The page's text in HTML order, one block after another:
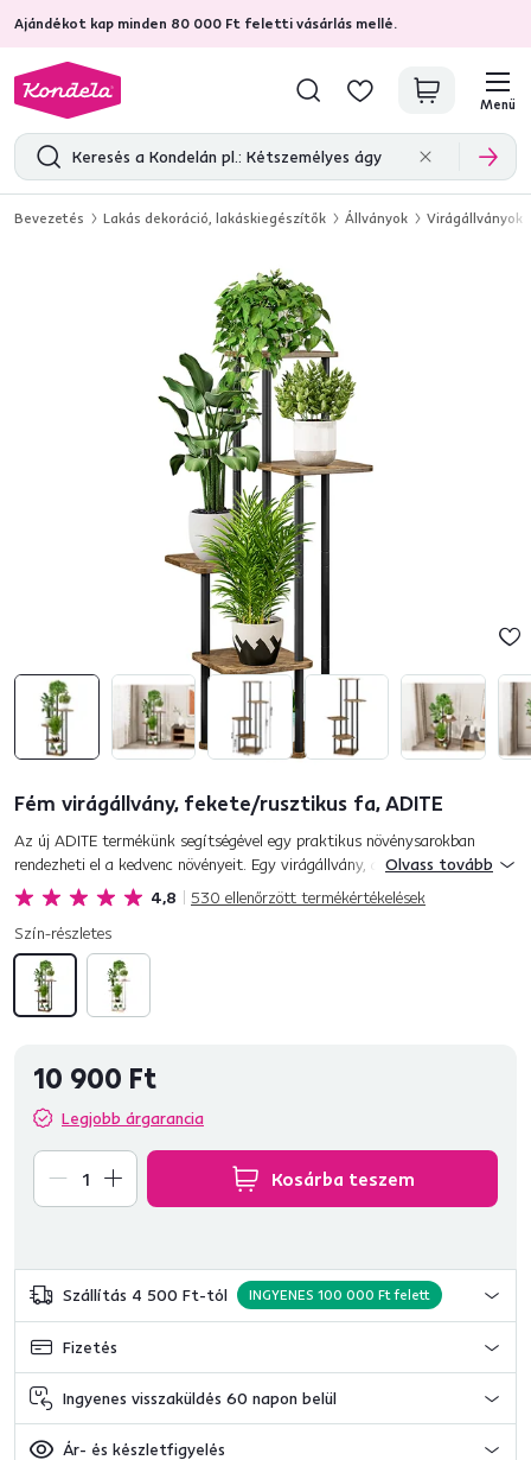
Ajándékot kap minden 80 000 Ft feletti vásárlás mellé.
4,7 31 157 ellenőrzött termékértékelések
Menü
Bevezetés Lakás dekoráció, lakáskiegészítők Állványok Virágállványok
Fém virágállvány, fekete/rusztikus fa, ADITE
4,8 530 ellenőrzött termékértékelések
Az új ADITE termékünk segítségével egy praktikus növénysarokban
rendezheti el a kedvenc növényeit. Egy virágállvány, amelyen minden
egyes növény kiemelkedik. Modern és elegáns. Öt nyitott...
Olvass tovább
Szín-részletes
10 900 Ft
Legjobb árgarancia
Kosárba teszem
Szállítás 4 500 Ft-tól INGYENES 100 000 Ft felett
Fizetés
Ingyenes visszaküldés 60 napon belül
Ár- és készletfigyelés